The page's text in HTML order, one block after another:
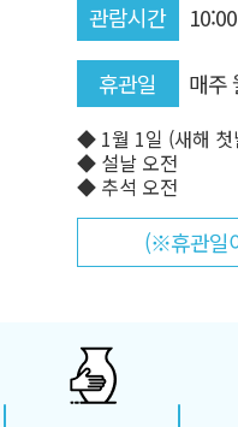
관람시간
휴관일 매주
◆ 1월 1일 (새해 첫
◆ 설날 오전
◆ 추석 오전
(※휴관일